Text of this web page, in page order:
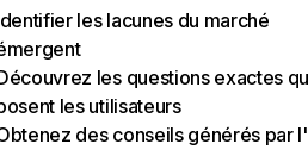
les lacunes du marché
les questions exactes
les utilisateurs
des conseils générés par